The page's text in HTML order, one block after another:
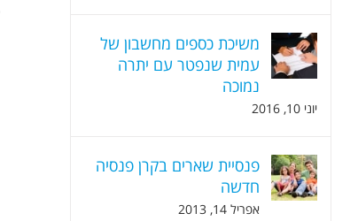
משיכת כספים מחשבון של
עמית שנפטר עם יתרה
נמוכה
יוני 10, 2016
פנסיית שארים בקרן פנסיה
חדשה
אפריל 14, 2013